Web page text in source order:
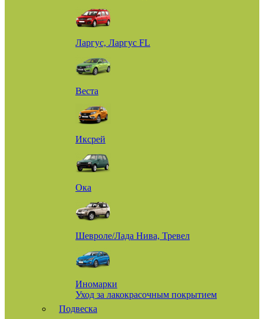
Ларгус, Ларгус FL
Веста
Иксрей
Ока
Шевроле/Лада Нива, Тревел
Иномарки
Уход за лакокрасочным покрытием
Подвеска